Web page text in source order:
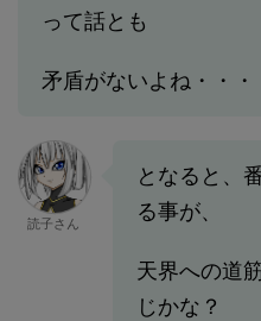
って話とも
矛盾がないよね・・・
読子さん
となると、
る事が、
天界への道
じかな？